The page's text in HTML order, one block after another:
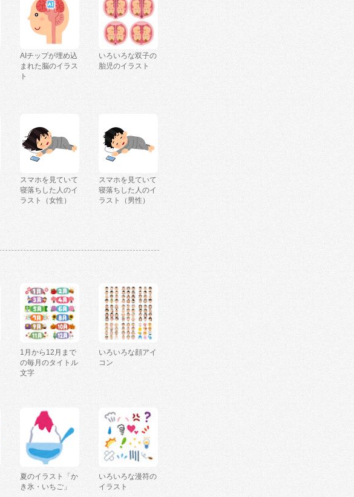
AIチップが埋め込
まれた脳のイラス
ト
いろいろな双子の
胎児のイラスト
スマホを見ていて
寝落ちした人のイ
ラスト（女性）
スマホを見ていて
寝落ちした人のイ
ラスト（男性）
1月から12月まで
の毎月のタイトル
文字
いろいろな顔アイ
コン
夏のイラスト「か
き氷・いちご」
いろいろな漫符の
イラスト